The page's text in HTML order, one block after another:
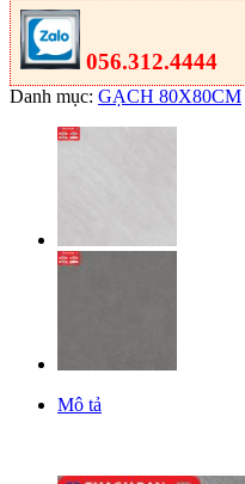
056.312.4444
Danh mục: GẠCH 80X80CM
Mô tả